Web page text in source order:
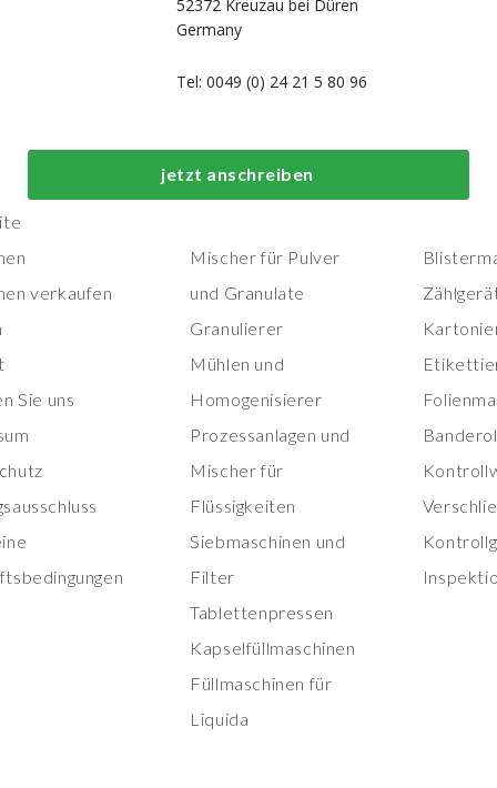
52372 Kreuzau bei Düren
Germany
Tel: 0049 (0) 24 21 5 80 96
jetzt anschreiben
verkaufen
Sie uns
Top-Prozess- und
Herstellungsmaschinen
Mischer für Pulver
und Granulate
Granulierer
Mühlen und
Homogenisierer
Prozessanlagen und
Mischer für
Flüssigkeiten
Siebmaschinen und
Filter
Tablettenpressen
Kapselfüllmaschinen
Füllmaschinen für
Liquida